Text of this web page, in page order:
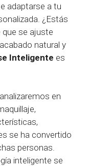
adaptarse a tu
¿Estás
que se ajuste
natural y
Inteligente es
en
se ha convertido
personas.
inteligente se